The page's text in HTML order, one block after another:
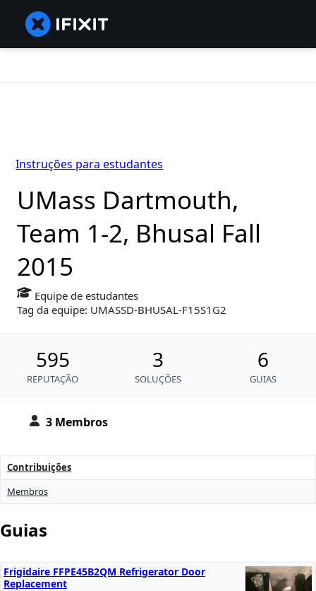
3 Membros
UMass Dartmouth,
Team 1-2, Bhusal Fall
2015
Equipe de estudantes
Tag da equipe: UMASSD-BHUSAL-F15S1G2
595
REPUTAÇÃO
3
SOLUÇÕES
6
GUIAS
Instruções para estudantes
Contribuições
Membros
Guias
Frigidaire FFPE45B2QM Refrigerator Door
Replacement